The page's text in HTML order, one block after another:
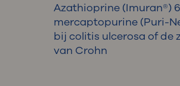
Azathioprine (Imuran®)
mercaptopurine (Puri-
bij colitis ulcerosa of de
van Crohn